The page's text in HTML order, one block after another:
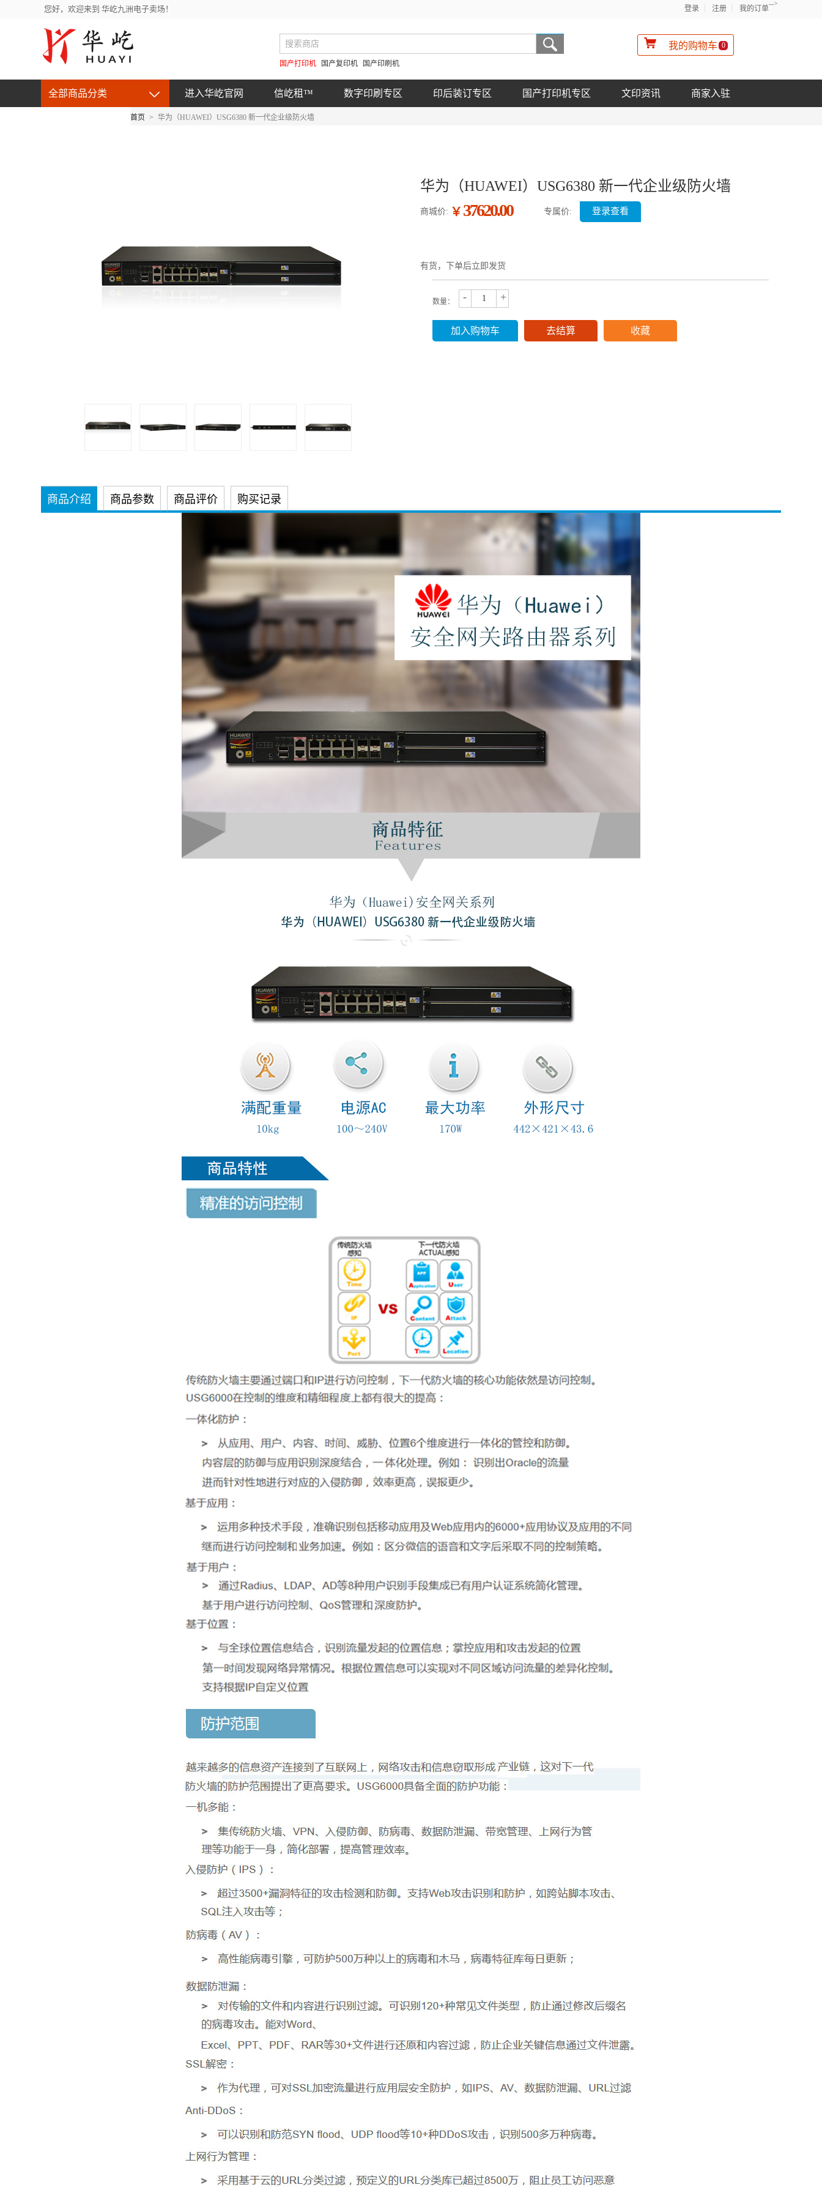
您好，欢迎来到 华屹九洲电子卖场！
-->
登录 注册 我的订单
国产打印机 国产复印机 国产印刷机
我的购物车 0
全部商品分类 进入华屹官网 信屹租™ 数字印刷专区 印后装订专区 国产打印机专区 文印资讯 商家入驻
京东自营产品
首页 > 华为（HUAWEI）USG6380 新一代企业级防火墙
华为（HUAWEI）USG6380 新一代企业级防火墙
商城价: ￥ 37620.00 专属价: 登录查看
有货，下单后立即发货
数量： - +
加入购物车 去结算 收藏
商品介绍 商品参数 商品评价 购买记录